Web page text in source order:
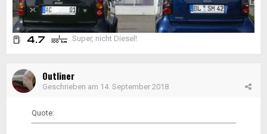
Super, nicht Diesel!
Outliner
Geschrieben am 14. September 2018
Quote: